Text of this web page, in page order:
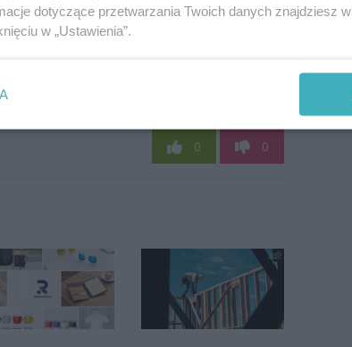
0 0
dotyczące przetwarzania Twoich danych znajdziesz w
w „Ustawienia”.